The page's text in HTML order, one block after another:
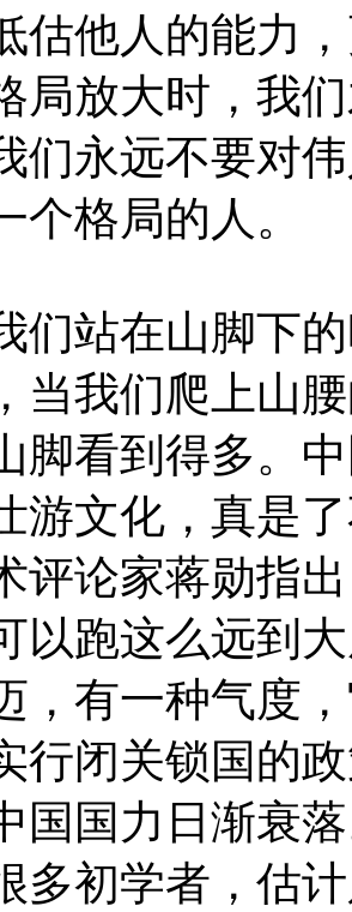
估他人的能力
局放大时，我
们永远不要对
个格局的人。
站在山脚下的
当我们爬上山
脚看到得多。
游文化，真是
评论家蒋勋指
以跑这么远到
，有一种气度
行闭关锁国的
国国力日渐衰
多初学者，估